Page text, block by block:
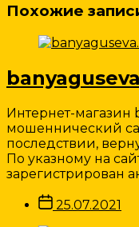
Похожие
Интернет-магазин
мошеннический
последствии,
По указному на
зарегистрирован
Дата
записи
25.07.2021